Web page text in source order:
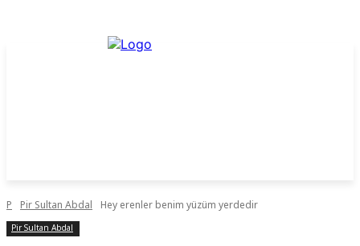
P Pir Sultan Abdal Hey erenler benim yüzüm yerdedir
Pir Sultan Abdal